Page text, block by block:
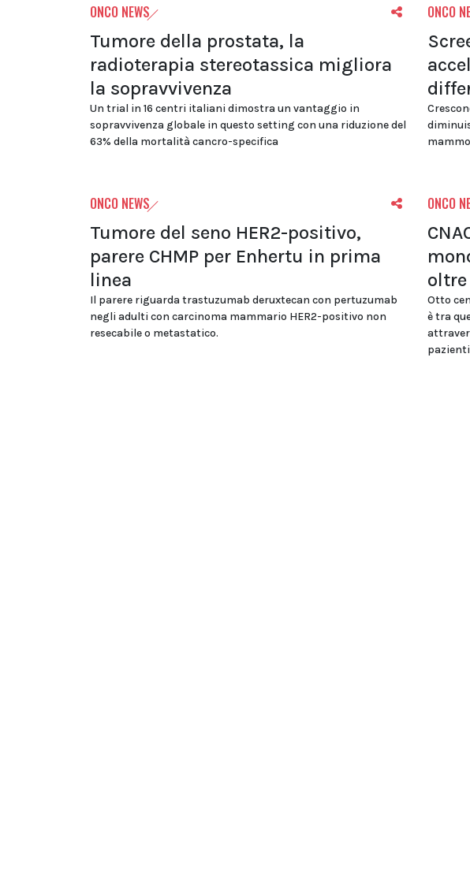
ONCO NEWS
Tumore della prostata, la
radioterapia stereotassica migliora
la sopravvivenza
Un trial in 16 centri italiani dimostra un vantaggio in
sopravvivenza globale in questo setting con una riduzione del
63% della mortalità cancro-specifica
ONCO
ONCO NEWS
Tumore del seno HER2-positivo,
parere CHMP per Enhertu in prima
linea
Il parere riguarda trastuzumab deruxtecan con pertuzumab
negli adulti con carcinoma mammario HER2-positivo non
resecabile o metastatico.
ONCO
Otto
è tra